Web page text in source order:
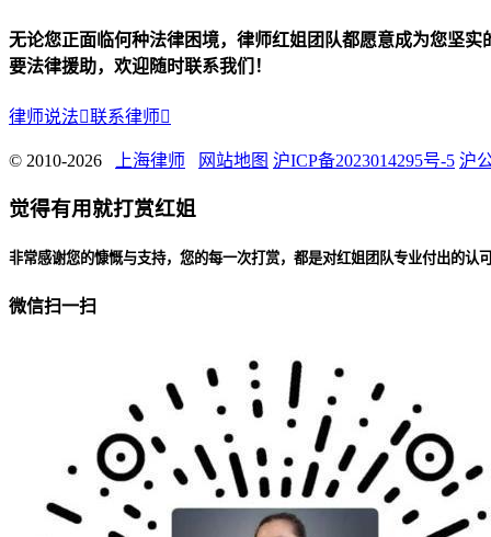
无论您正面临何种法律困境，律师红姐团队都愿意成为您坚
要法律援助，欢迎随时联系我们！
律师说法联系律师
© 2010-2026 上海律师 网站地图 沪ICP备2023014295号-5 沪
觉得有用就打赏红姐
非常感谢您的慷慨与支持，您的每一次打赏，都是对红姐团队专业付出的认
微信扫一扫